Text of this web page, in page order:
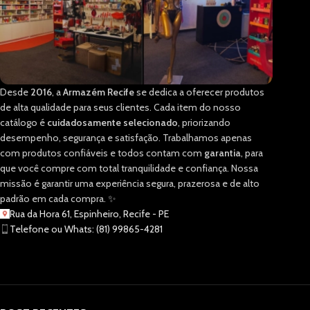
Desde 2016, aArmazém Recifese dedica a oferecer produtos
de alta qualidade para seus clientes. Cada item do nosso
catálogo é cuidadosamente selecionado, priorizando
desempenho, segurança e satisfação. Trabalhamos apenas
com produtos confiáveis e todos contam com garantia, para
que você compre com total tranquilidade e confiança. Nossa
missão é garantir uma experiência segura, prazerosa e de alto
padrão em cada compra. ✨
Rua da Hora 61, Espinheiro, Recife - PE
Telefone ou Whats: (81) 99865-4281